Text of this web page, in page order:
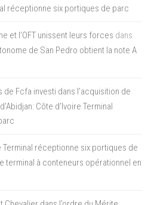
réceptionne six portiques de parc
et l’OFT unissent leurs forces dans
de San Pedro obtient la note A
de Fcfa investi dans l’acquisition de
Côte d’Ivoire Terminal
Terminal réceptionne six portiques de
terminal à conteneurs opérationnel en